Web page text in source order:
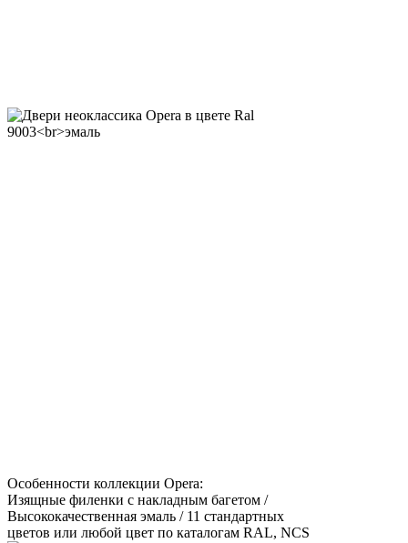
Особенности коллекции Opera:
Изящные филенки с накладным багетом /
Высококачественная эмаль / 11 стандартных
цветов или любой цвет по каталогам RAL, NCS